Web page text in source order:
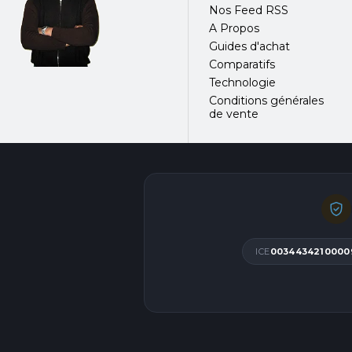
Nos Feed RSS
A Propos
Guides d'achat
Comparatifs
Technologie
Conditions générales
de vente
ICE